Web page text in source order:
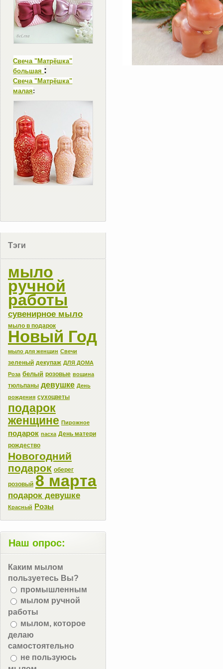
Свеча "Матрёшка"
большая :
Свеча "Матрёшка"
малая:
Тэги
мыло
ручной
работы
сувенирное мыло
мыло в подарок
Новый Год
мыло для женщин Свечи
зеленый декупаж ДЛЯ ДОМА
Роза белый розовые вощина
тюльпаны девушке День
рождения сухоцветы
подарок
женщине Пирожное
подарок пасха День матери
рождество
Новогодний
подарок оберег
розовый 8 марта
подарок девушке
Красный Розы
Наш опрос:
Каким мылом
пользуетесь Вы?
промышленным
мылом ручной
работы
мылом, которое
делаю
самостоятельно
не пользуюсь